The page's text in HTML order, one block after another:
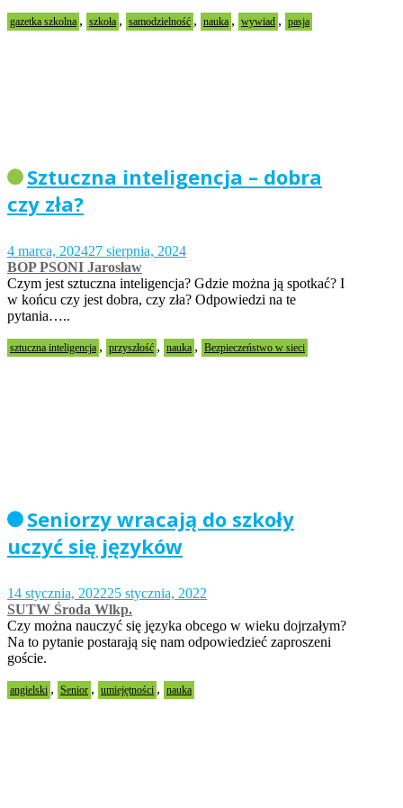
gazetka szkolna , szkoła , samodzielność , nauka , wywiad , pasja
Sztuczna inteligencja – dobra
czy zła?
4 marca, 202427 sierpnia, 2024
BOP PSONI Jarosław
Czym jest sztuczna inteligencja? Gdzie można ją spotkać? I
w końcu czy jest dobra, czy zła? Odpowiedzi na te
pytania…..
sztuczna inteligencja , przyszłość , nauka , Bezpieczeństwo w sieci
Seniorzy wracają do szkoły
uczyć się języków
14 stycznia, 202225 stycznia, 2022
SUTW Środa Wlkp.
Czy można nauczyć się języka obcego w wieku dojrzałym?
Na to pytanie postarają się nam odpowiedzieć zaproszeni
goście.
angielski , Senior , umiejętności , nauka